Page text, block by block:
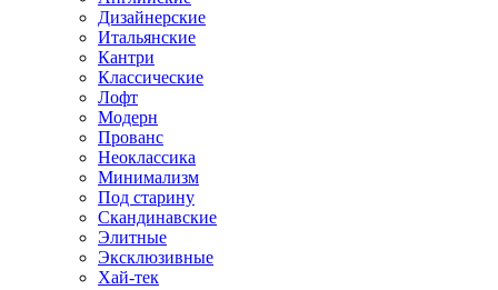
Дизайнерские
Итальянские
Кантри
Классические
Лофт
Модерн
Прованс
Неоклассика
Минимализм
Под старину
Скандинавские
Элитные
Эксклюзивные
Хай-тек